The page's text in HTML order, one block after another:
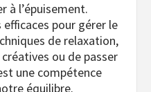
à l’épuisement.
pour gérer le
de relaxation,
ou de passer
une compétence
équilibre.